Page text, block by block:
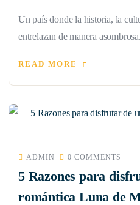
Un país donde la historia, la
entrelazan de manera asombrosa.
READ MORE
ADMIN 0 COMMENTS
5 Razones para
romántica Luna de